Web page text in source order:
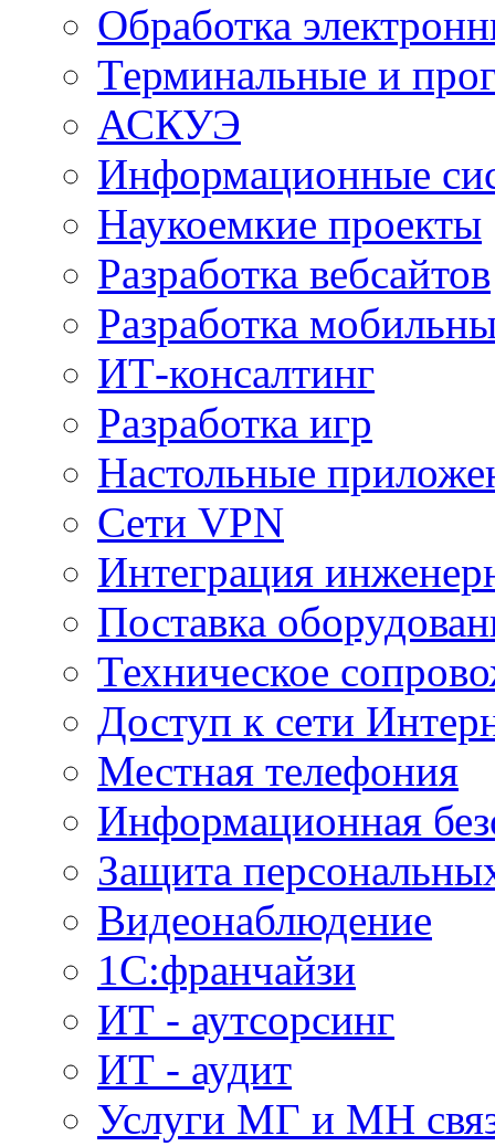
Обработка
Терминальные и
АСКУЭ
Информационные
Наукоемкие проекты
Разработка вебсайтов
Разработка
ИТ-консалтинг
Разработка игр
Настольные
Сети VPN
Интеграция
Поставка
Техническое
Доступ к сети
Местная телефония
Информационная
Защита
Видеонаблюдение
1С:франчайзи
ИТ - аутсорсинг
ИТ - аудит
Услуги МГ и МН